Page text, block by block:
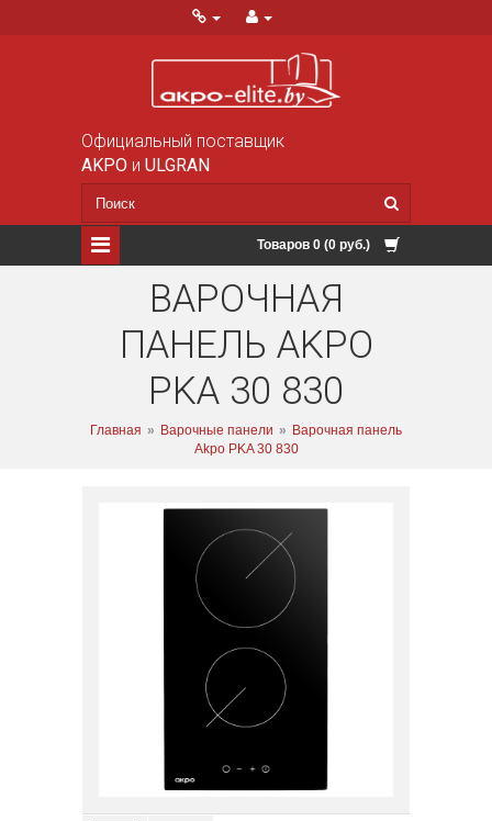
Официальный поставщик
AKPO и ULGRAN
Товаров 0 (0 руб.)
ВАРОЧНАЯ
ПАНЕЛЬ AKPO
PKA 30 830
Главная » Варочные панели » Варочная панель
Akpo PKA 30 830